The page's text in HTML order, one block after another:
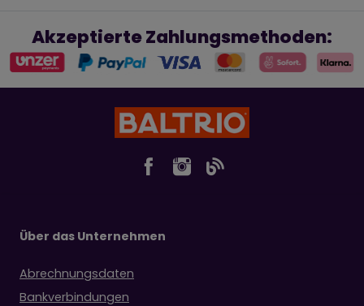
Akzeptierte Zahlungsmethoden:
Über das Unternehmen
Abrechnungsdaten
Bankverbindungen